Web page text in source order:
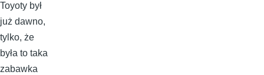
Toyoty był
już dawno,
tylko, że
była to taka
zabawka